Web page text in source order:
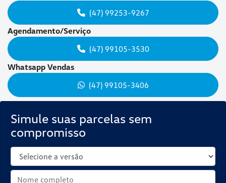
Simule suas parcelas sem
compromisso
(47) 99253-9267
Agendamento/Serviço
(47) 99105-3530
Whatsapp Vendas
(47) 99105-3406